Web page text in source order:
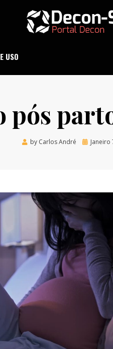
SP
USO
pós
by Carlos André
Posted
Janeiro